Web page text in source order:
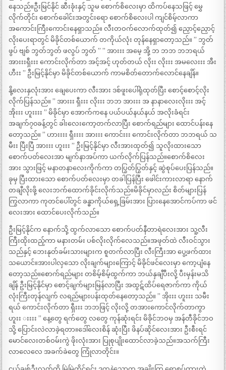
နေသည်။ဦးမြင်နိုင် ဆီးခုံးနှင့် သူမ စောက်စိလေးမှာ ထိကပ်နေသဖြင့် မွှေ
လိုက်တိုင်း စောက်ခေါင်းအတွင်းရော စောက်စိလေးပါ ကျင်စိမ့်လာကာ
အကောင်းကြီးကောင်းနေရှာသည်။ လီးတဝက်လောက်ထုတ်၍ ညှောင့်ညှောင့်
လိုးပေးရာတွင် မိခိုင်တစ်ယောက် တကိုယ်လုံး တုန်နေရှာတော့သည်။ ” ဘွတ်
ဖွပ် ဗျစ် ဘွတ်ဘွတ် ဖလွပ် ဘွတ် ” ” အားးး အမေ့ အို့ ဘ ဘဘ ဘဘရယ်
အားးးရှီးးး ကောင်းလိုက်တာ အင့်အင့် ဟုတ်တယ် လိုးး လိုးးး အမလေးးး အီး
ဟီးး ” ဦးမြင့်နိုင်မှာ မိခိုင်တစ်ယောက် ကာမစိတ်တောက်လောင်နေချိန်။
နို့လေးနှလုံးအား ချေပေးကာ လီးအား ဒစ်ဖူးပေါ်ရုံထုတ်ပြီး စောင့်စောင့်လိုး
လိုက်ပြန်သည်။ ” အားးး ရှီးးး လိုးးး ဘဘ အားးး အ နာနာလေးလိုးးး အင့်
အိုးးး ဟူးးးး ” မိခိုင်မှာ အောက်ကနေ ပယ်ပယ်နယ်နယ် အလိုးခံရင်း
အချက်၇၀ခန့်တွင် ခါးလေးကော့တက်လာပြီး စောက်ရည်များ ထောင်ပန်းနေ
တော့သည်။ ” ဟားးးး ရှီးးးး အားးး ကောင်းးး ကောင်းလိုက်တာ ဘဘရယ် သ
မီးး ပြီးပြီ အားးး ဟူးးး ” ဦးမြင့်နိုင်မှာ လီးအားထုတ်၍ သူလိုးထားသော
စောက်ပတ်လေးအာ မျက်နာအပ်ကာ ယက်လိုက်ပြန်သည်။စောက်စိလေး
အား သွားဖြင့် မနာတနာလေးကိုက်ကာ တပြွတ်ပြွတ်နှင့် ဆွဲစုပ်ပေးပြန်သည်။
ခုမှ ပြီးထားသော စောက်ပတ်လေးမှာ တခါပြန်ပြီး ဖေါင်းကားလာရာ နောက်
တချီလိုးဖို့ လေးဘက်ထောက်ခိုင်းလိုက်သည်။မိခိုင်မှာလည်း စိတ်များပြန်
ကြွလာကာ ကုတင်ပေါ်တွင် ခန္ဓာကိုယ်ရှေ့ခြမ်းအား ပြားနေအောင်ကပ်ကာ ဖင်
လေးအား ထောင်ပေးလိုက်သည်။
ဦးမြင့်နိုင်က နောက်သို့ ထွက်လာသော စောက်ပတ်နီတာရဲလေးအား သူ့လီး
ကြီးထိုးထည့်ကာ မနားတမ်း ပစ်လိုးလိုက်လေသည်။အဖုတ်ထဲ လီးဝင်သွား
သည်နှင့် ဘေးနုတ်ခမ်းသားများက စူတက်လာပြီး လီးကြီးအာ ပွေ့ဖက်ထား
သယောင်။အားပါလှသော လိုးချက်များကြောင့် မိခိုင်ဖင်လေးမှာ ကော့ပျံနေ
တော့သည်။စောက်ရည်များ တစိမ့်စိမ့်ထွက်ကာ ဘယ်နှချီပီးလို့ ပီးမှန်းမသိ
ချိန် ဦးမြင့်နိုင်မှာ စောင့်ချက်များမြန်လာပြီး အထွဋ်ထိပ်ရေဇာက်ကာ ကိုယ်
လုံးကြီးတုန်လျက် လရည်များပန်းထုတ်နေတော့သည်။ ” အိုးးး ဟူးးး သမီး
ရယ် ကောင်းလိုက်တာ ရှီးးး ဘဘဖြင့် လိုးလို့ တအားကောင်လိုက်တာကွာ
ဟူးး းးးး ” နေ့တွေ ရက်တွေ လတွေ ကုန်ဆုံးရင်း မိခိုင်ဘဝမှ အန်တီခိုင်ဘဝ
သို့ ပြောင်းလဲလာခဲ့ရတာ။ဒေါ်လေးစိန် ဆုံးပြီး ဖိနပ်ဆိုင်လေးအား ဦးစီးရင်
မောင်လေးတစ်ဝမ်းကွဲ ဖိုးလုံးအား ပြုစုပျိုးထောင်လာခဲ့သည်။အသက်ကြီး
လာလေလေ အခက်ခဲတွေ ကြုံလာတိုင်း။